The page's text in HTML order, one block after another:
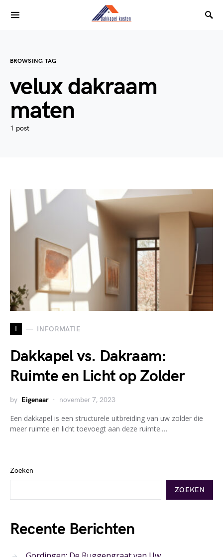
BROWSING TAG
velux dakraam
maten
1 post
I INFORMATIE
Dakkapel vs. Dakraam:
Ruimte en Licht op Zolder
by Eigenaar november 7, 2023
Een dakkapel is een structurele uitbreiding van uw zolder die
meer ruimte en licht toevoegt aan deze ruimte.…
Zoeken
ZOEKEN
Recente Berichten